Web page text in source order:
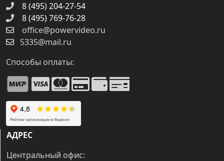
8 (495) 204-27-54
8 (495) 769-76-28
office@powervideo.ru
5335@mail.ru
Способы оплаты:
АДРЕС
Центральный офис: